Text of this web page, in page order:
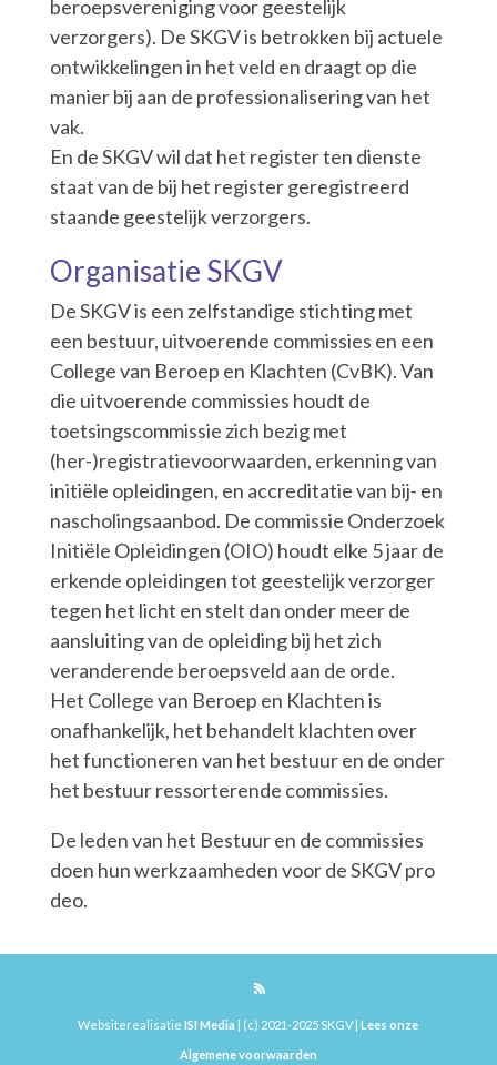
beroepsvereniging voor geestelijk
verzorgers). De SKGV is betrokken bij actuele
ontwikkelingen in het veld en draagt op die
manier bij aan de professionalisering van het
vak.
En de SKGV wil dat het register ten dienste
staat van de bij het register geregistreerd
staande geestelijk verzorgers.
Organisatie SKGV
De SKGV is een zelfstandige stichting met
een bestuur, uitvoerende commissies en een
College van Beroep en Klachten (CvBK). Van
die uitvoerende commissies houdt de
toetsingscommissie zich bezig met
(her-)registratievoorwaarden, erkenning van
initiële opleidingen, en accreditatie van bij- en
nascholingsaanbod. De commissie Onderzoek
Initiële Opleidingen (OIO) houdt elke 5 jaar de
erkende opleidingen tot geestelijk verzorger
tegen het licht en stelt dan onder meer de
aansluiting van de opleiding bij het zich
veranderende beroepsveld aan de orde.
Het College van Beroep en Klachten is
onafhankelijk, het behandelt klachten over
het functioneren van het bestuur en de onder
het bestuur ressorterende commissies.
De leden van het Bestuur en de commissies
doen hun werkzaamheden voor de SKGV pro
deo.
WebsiterealisatieISI Media | (c) 2021-2025 SKGV |Lees onze
Algemene voorwaarden